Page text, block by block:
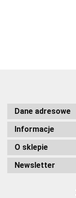
Dane adresowe
Informacje
O sklepie
Newsletter